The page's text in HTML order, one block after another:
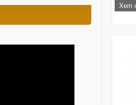
Xem